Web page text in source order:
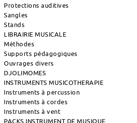
Protections auditives
Sangles
Stands
LIBRAIRIE MUSICALE
Méthodes
Supports pédagogiques
Ouvrages divers
DJOLIMOMES
INSTRUMENTS MUSICOTHERAPIE
Instruments à percussion
Instruments à cordes
Instruments à vent
PACKS INSTRUMENT DE MUSIQUE